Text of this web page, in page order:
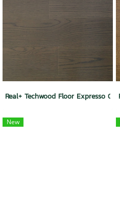
Real+ Techwood Floor Expresso Oak
New